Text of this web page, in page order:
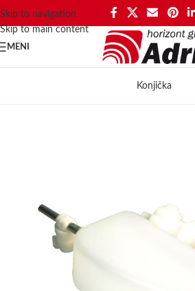
Skip to navigation
Skip to main content
MENI
Konjička